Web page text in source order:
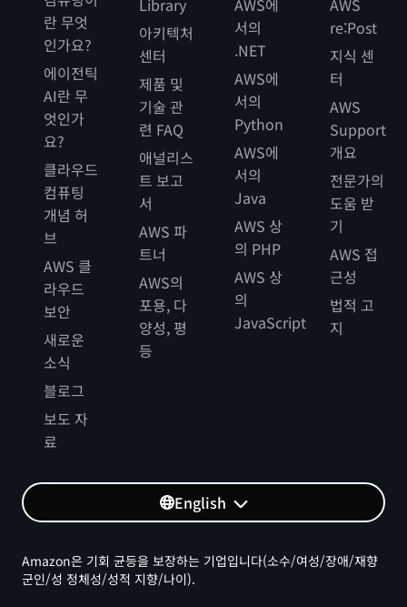
란 무엇
인가요?
에이전틱
AI란 무
엇인가
요?
클라우드
컴퓨팅
개념 허
브
AWS 클
라우드
보안
새로운
소식
블로그
보도 자
료
Library
아키텍처
센터
제품 및
기술 관
련 FAQ
애널리스
트 보고
서
AWS 파
트너
AWS의
포용, 다
양성, 평
등
AWS에
서의
.NET
AWS에
서의
Python
AWS에
서의
Java
AWS 상
의 PHP
AWS 상
의
JavaScript
AWS
re:Post
지식 센
터
AWS
Support
개요
전문가의
도움 받
기
AWS 접
근성
법적 고
지
English
Amazon은 기회 균등을 보장하는 기업입니다(소수/여성/장애/재향
군인/성 정체성/성적 지향/나이).